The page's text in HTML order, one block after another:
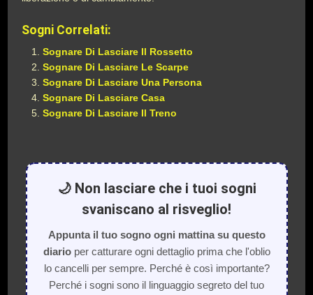
Sogni Correlati:
Sognare Di Lasciare Il Rossetto
Sognare Di Lasciare Le Scarpe
Sognare Di Lasciare Una Persona
Sognare Di Lasciare Casa
Sognare Di Lasciare Il Treno
🌙 Non lasciare che i tuoi sogni
svaniscano al risveglio!
Appunta il tuo sogno ogni mattina su questo
diarioper catturare ogni dettaglio prima che l'oblio
lo cancelli per sempre. Perché è così importante?
Perché i sogni sono il linguaggio segreto del tuo